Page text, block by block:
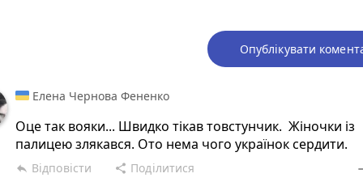
Опублікувати
Елена Чернова Фененко
Оце так вояки... Швидко тікав товстунчик. Жіночки із
палицею злякався. Ото нема чого українок сердити.
reply Відповісти share Поділитися